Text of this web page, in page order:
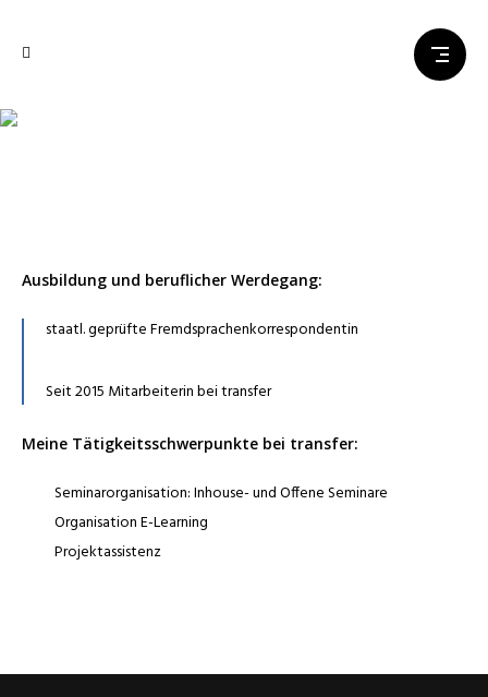
Ausbildung und beruflicher Werdegang:
staatl. geprüfte Fremdsprachenkorrespondentin
Seit 2015 Mitarbeiterin bei transfer
Meine Tätigkeitsschwerpunkte bei transfer:
Seminarorganisation: Inhouse- und Offene Seminare
Organisation E-Learning
Projektassistenz